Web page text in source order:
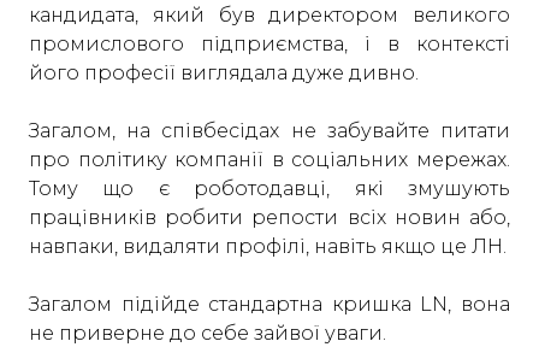
кандидата, який був директором великого
промислового підприємства, і в контексті
його професії виглядала дуже дивно.
Загалом, на співбесідах не забувайте питати
про політику компанії в соціальних мережах.
Тому що є роботодавці, які змушують
працівників робити репости всіх новин або,
навпаки, видаляти профілі, навіть якщо це ЛН.
Загалом підійде стандартна кришка LN, вона
не приверне до себе зайвої уваги.